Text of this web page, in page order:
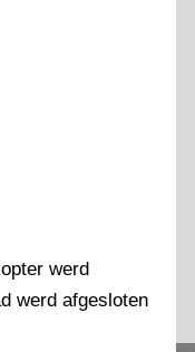
werd
werd afgesloten